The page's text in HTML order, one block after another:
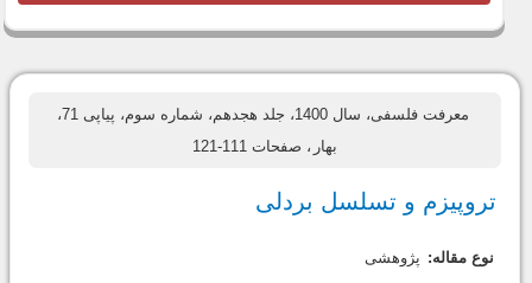
معرفت فلسفی، سال 1400، جلد هجدهم، شماره سوم، پیاپی 71،
بهار ، صفحات 111-121
تروپیزم و تسلسل بردلی
نوع مقاله: پژوهشی